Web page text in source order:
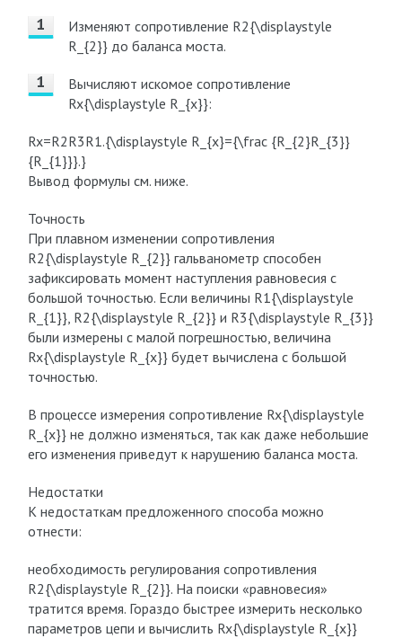
Изменяют сопротивление R2{\displaystyle
R_{2}} до баланса моста.
Вычисляют искомое сопротивление
Rx{\displaystyle R_{x}}:
Rx=R2R3R1.{\displaystyle R_{x}={\frac {R_{2}R_{3}}
{R_{1}}}.}
Вывод формулы см. ниже.
Точность
При плавном изменении сопротивления
R2{\displaystyle R_{2}} гальванометр способен
зафиксировать момент наступления равновесия с
большой точностью. Если величины R1{\displaystyle
R_{1}}, R2{\displaystyle R_{2}} и R3{\displaystyle R_{3}}
были измерены с малой погрешностью, величина
Rx{\displaystyle R_{x}} будет вычислена с большой
точностью.
В процессе измерения сопротивление Rx{\displaystyle
R_{x}} не должно изменяться, так как даже небольшие
его изменения приведут к нарушению баланса моста.
Недостатки
К недостаткам предложенного способа можно
отнести:
необходимость регулирования сопротивления
R2{\displaystyle R_{2}}. На поиски «равновесия»
тратится время. Гораздо быстрее измерить несколько
параметров цепи и вычислить Rx{\displaystyle R_{x}}